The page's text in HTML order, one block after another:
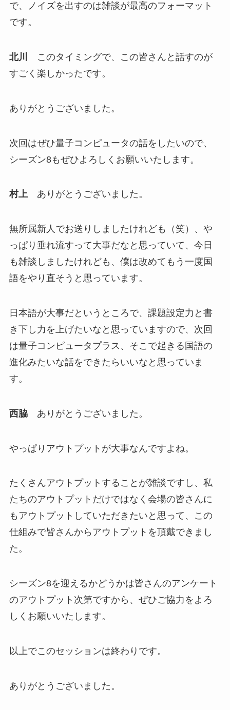
で、ノイズを出すのは雑談が最高のフォーマット
です。
北川
このタイミングで、この皆さんと話すのが
すごく楽しかったです。
ありがとうございました。
次回はぜひ量子コンピュータの話をしたいので、
シーズン8もぜひよろしくお願いいたします。
村上ありがとうございました。
無所属新人でお送りしましたけれども（笑）、や
っぱり垂れ流すって大事だなと思っていて、今日
も雑談しましたけれども、僕は改めてもう一度国
語をやり直そうと思っています。
日本語が大事だというところで、課題設定力と書
き下し力を上げたいなと思っていますので、次回
は量子コンピュータプラス、そこで起きる国語の
進化みたいな話をできたらいいなと思っていま
す。
西脇ありがとうございました。
やっぱりアウトプットが大事なんですよね。
たくさんアウトプットすることが雑談ですし、私
たちのアウトプットだけではなく会場の皆さんに
もアウトプットしていただきたいと思って、この
仕組みで皆さんからアウトプットを頂戴できまし
た。
シーズン8を迎えるかどうかは皆さんのアンケート
のアウトプット次第ですから、ぜひご協力をよろ
しくお願いいたします。
以上でこのセッションは終わりです。
ありがとうございました。